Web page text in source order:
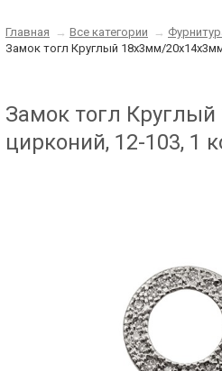
Главная → Все категории →
Замок тогл Круглый 18х3мм/
Замок тогл
цирконий, 12-103, 1